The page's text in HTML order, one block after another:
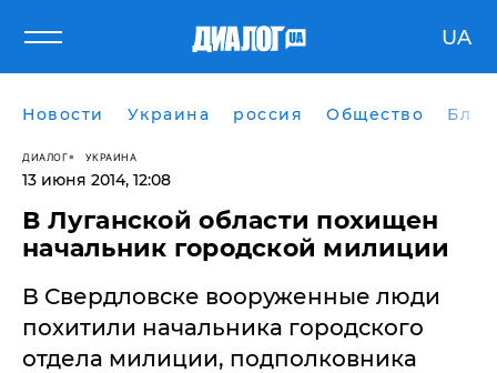
UA
Новости Украина россия Общество
ДИАЛОГ УКРАИНА
13 июня 2014, 12:08
​В Луганской области похищен
начальник городской милиции
В Свердловске вооруженные люди
похитили начальника городского
отдела милиции, подполковника